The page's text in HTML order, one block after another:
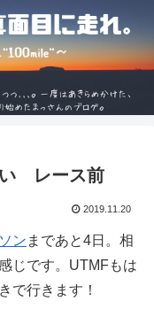
レース前
2019.11.20
ン まであと4日。相
じです。UTMFもは
で行きます！